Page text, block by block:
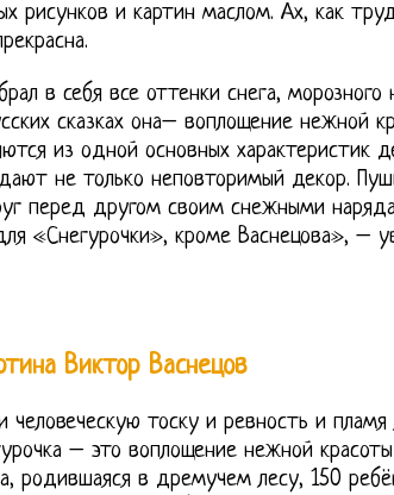
рисунков и картин маслом. Ах, как
в себя все оттенки снега, морозного
сказках она– воплощение нежной
из одной основных характеристик
не только неповторимый декор.
перед другом своим снежными
«Снегурочки», кроме Васнецова», –
Виктор Васнецов
человеческую тоску и ревность и
– это воплощение нежной
родившаяся в дремучем лесу, 150